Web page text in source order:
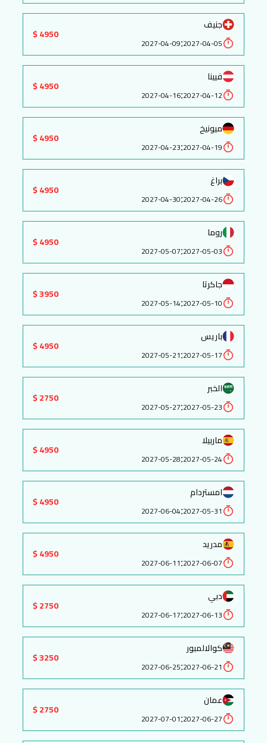
جنيف
2027-04-05
:
2027-04-09
4950 $
فيينا
2027-04-12
:
2027-04-16
4950 $
ميونيخ
2027-04-19
:
2027-04-23
4950 $
براغ
2027-04-26
:
2027-04-30
4950 $
روما
2027-05-03
:
2027-05-07
4950 $
جاكرتا
2027-05-10
:
2027-05-14
3950 $
باريس
2027-05-17
:
2027-05-21
4950 $
الخبر
2027-05-23
:
2027-05-27
2750 $
ماربيلا
2027-05-24
:
2027-05-28
4950 $
امستردام
2027-05-31
:
2027-06-04
4950 $
مدريد
2027-06-07
:
2027-06-11
4950 $
دبي
2027-06-13
:
2027-06-17
2750 $
كوالالمبور
2027-06-21
:
2027-06-25
3250 $
عمان
2027-06-27
:
2027-07-01
2750 $